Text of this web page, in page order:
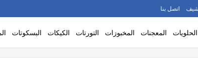
اتصل بنا
الحلويات المعجنات المخبوزات التورتات الكيكات البسكوتات